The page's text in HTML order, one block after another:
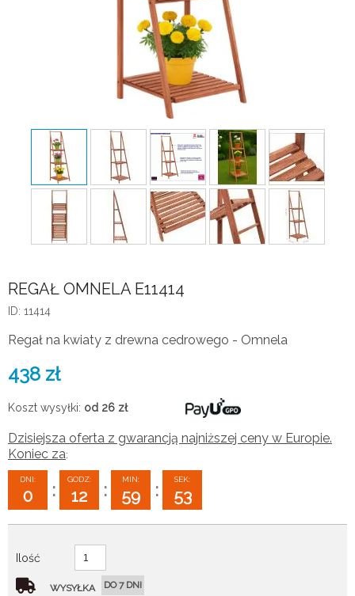
REGAŁ OMNELA E11414
ID: 11414
Regał na kwiaty z drewna cedrowego - Omnela
438 zł
Koszt wysyłki: od 26 zł
Dzisiejsza oferta z gwarancją najniższej ceny w Europie.
Koniec za:
DNI:
0 :
GODZ:
12 :
MIN:
59 :
SEK:
52
Ilość
WYSYŁKA DO 7 DNI